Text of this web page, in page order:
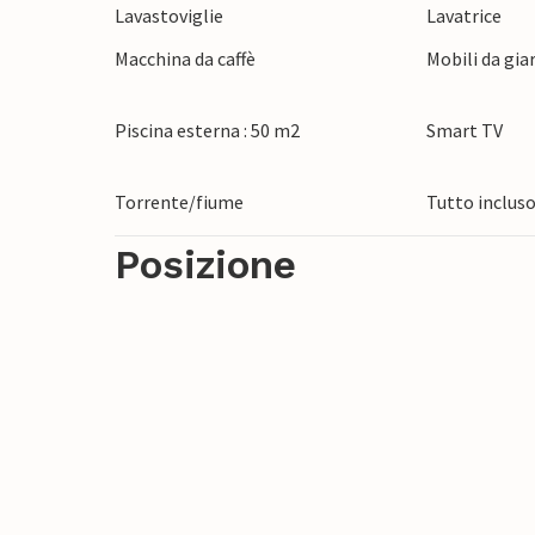
dove potrete degustare vini pregiati e
includono la città medievale di Bergerac
Monbazillac e le grotte e i castelli lungo
sua bellezza: dolci colline, vigneti e
passeggiate, gite in bicicletta e
Lavastoviglie
Lavatrice
Macchina da caffè
Mobili da
Piscina esterna : 50 m2
Smart TV
Torrente/fiume
Tutto incluso
Posizione